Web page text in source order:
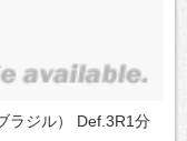
ラジル） Def.3R1分